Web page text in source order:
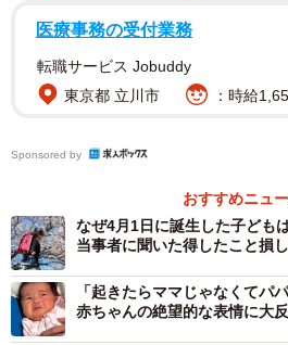
「生まれ月を聞かれたので、3月だ
『3月生まれ？可哀想！ドンマイ！
円貰えたのに！』と（赤ちゃんを
たことを指しているのだと思いま
驚きと不快感を感じつつも、高橋
でしたが、切迫早産で3ヶ月近く入
れました。健康に生まれてきてく
努めて穏やかに返答。その後も2人
のないですよね！」「3月生まれは
医療事務の受付業務
転職サービス Jobuddy
東京都 立川市
：時給
Sponsored by
おすすめニュ
なぜ4月1日に誕生した子ども
当事者に聞いた得したこと損
「起きたらママじゃなくて
赤ちゃんの絶望的な表情に大